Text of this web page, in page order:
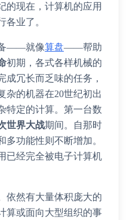
的现在，计算机的应用
各业了。
备——就像算盘——帮助
初期，各式各样机械的
成冗长而乏味的任务，
杂的机器在20世纪初出
特定的计算。第一台数
世界大战期间。自那时
多功能性则不断增加。
已经完全被电子计算机
依然有大量体积庞大的
算或面向大型组织的事